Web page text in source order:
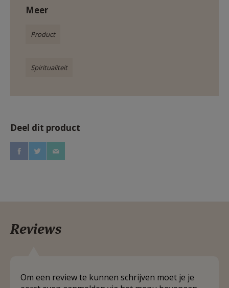
Meer
Product
Spiritualiteit
Deel dit product
Reviews
Om een review te kunnen schrijven moet je je